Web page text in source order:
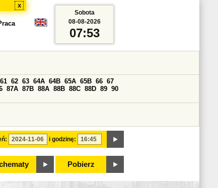
x
i godzinę:
61 62 63 64A 64B 65A 65B 66 67
87A 87B 88A 88B 88C 88D 89 90
Pobierz
Sobota
08-08-2026
07:53